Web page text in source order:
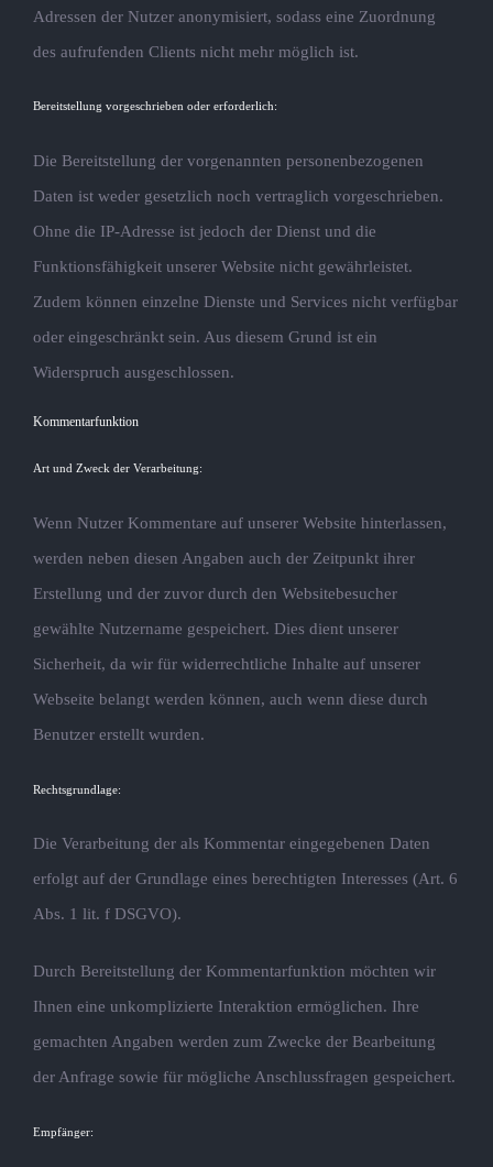
Adressen der Nutzer anonymisiert, sodass eine Zuordnung
des aufrufenden Clients nicht mehr möglich ist.
Bereitstellung vorgeschrieben oder erforderlich:
Die Bereitstellung der vorgenannten personenbezogenen
Daten ist weder gesetzlich noch vertraglich vorgeschrieben.
Ohne die IP-Adresse ist jedoch der Dienst und die
Funktionsfähigkeit unserer Website nicht gewährleistet.
Zudem können einzelne Dienste und Services nicht verfügbar
oder eingeschränkt sein. Aus diesem Grund ist ein
Widerspruch ausgeschlossen.
Kommentarfunktion
Art und Zweck der Verarbeitung:
Wenn Nutzer Kommentare auf unserer Website hinterlassen,
werden neben diesen Angaben auch der Zeitpunkt ihrer
Erstellung und der zuvor durch den Websitebesucher
gewählte Nutzername gespeichert. Dies dient unserer
Sicherheit, da wir für widerrechtliche Inhalte auf unserer
Webseite belangt werden können, auch wenn diese durch
Benutzer erstellt wurden.
Rechtsgrundlage:
Die Verarbeitung der als Kommentar eingegebenen Daten
erfolgt auf der Grundlage eines berechtigten Interesses (Art. 6
Abs. 1 lit. f DSGVO).
Durch Bereitstellung der Kommentarfunktion möchten wir
Ihnen eine unkomplizierte Interaktion ermöglichen. Ihre
gemachten Angaben werden zum Zwecke der Bearbeitung
der Anfrage sowie für mögliche Anschlussfragen gespeichert.
Empfänger: